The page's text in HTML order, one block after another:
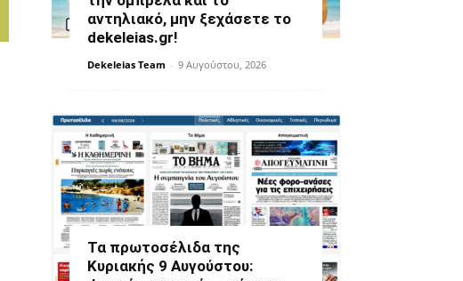
αντηλιακό, μην ξεχάσετε το
dekeleias.gr!
Dekeleias Team - 9 Αυγούστου, 2026
Τα πρωτοσέλιδα της
Κυριακής 9 Αυγούστου: